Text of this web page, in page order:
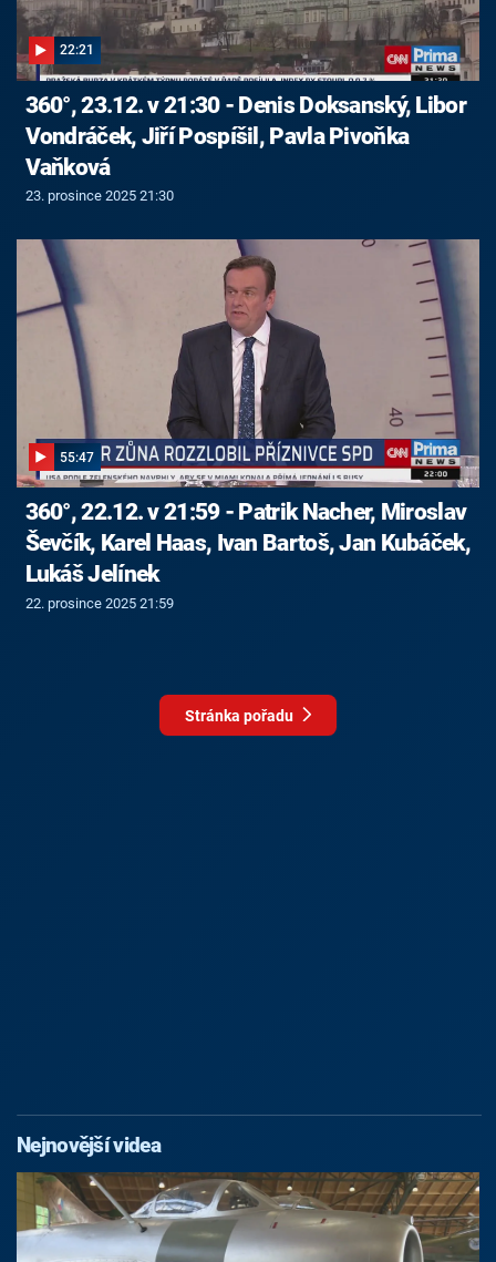
22:21
360°, 23.12. v 21:30 - Denis Doksanský, Libor
Vondráček, Jiří Pospíšil, Pavla Pivoňka
Vaňková
23. prosince 2025 21:30
55:47
360°, 22.12. v 21:59 - Patrik Nacher, Miroslav
Ševčík, Karel Haas, Ivan Bartoš, Jan Kubáček,
Lukáš Jelínek
22. prosince 2025 21:59
Stránka pořadu
Nejnovější videa